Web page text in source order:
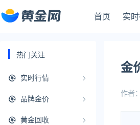
首页 实
热门关注
实时行情
品牌金价
黄金回收
金
作者：